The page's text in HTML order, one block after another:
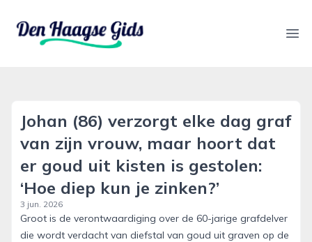
denhaagsegids.nl
Johan (86) verzorgt elke dag graf
van zijn vrouw, maar hoort dat
er goud uit kisten is gestolen:
‘Hoe diep kun je zinken?’
3 jun. 2026
Groot is de verontwaardiging over de 60-jarige grafdelver
die wordt verdacht van diefstal van goud uit graven op de